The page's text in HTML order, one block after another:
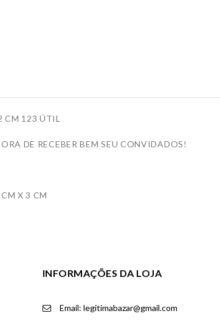
CM 123 ÚTIL
DE RECEBER BEM SEU CONVIDADOS!
X 3 CM
INFORMAÇÕES DA LOJA
Email: legitimabazar@gmail.com